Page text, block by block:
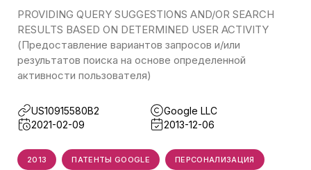
PROVIDING QUERY SUGGESTIONS AND/OR SEARCH
RESULTS BASED ON DETERMINED USER ACTIVITY
(Предоставление вариантов запросов и/или
результатов поиска на основе определенной
активности пользователя)
US10915580B2
Google LLC
2021-02-09
2013-12-06
2013 ПАТЕНТЫ GOOGLE ПЕРСОНАЛИЗАЦИЯ